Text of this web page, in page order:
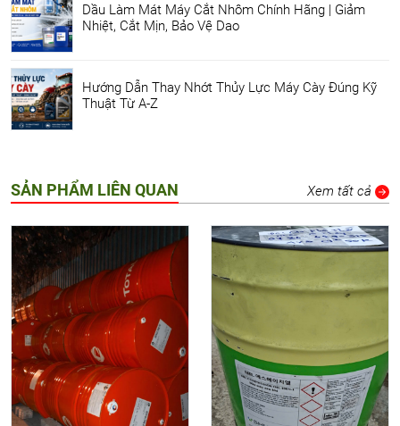
Dầu Làm Mát Máy Cắt Nhôm Chính Hãng | Giảm
Nhiệt, Cắt Mịn, Bảo Vệ Dao
Hướng Dẫn Thay Nhớt Thủy Lực Máy Cày Đúng Kỹ
Thuật Từ A-Z
SẢN PHẨM LIÊN QUAN Xem tất cả